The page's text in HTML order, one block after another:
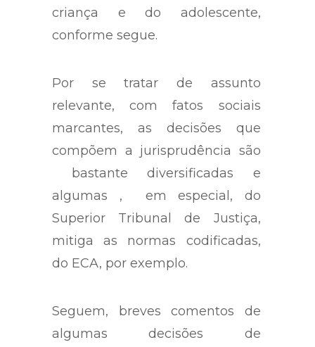
criança e do adolescente,
conforme segue.
Por se tratar de assunto
relevante, com fatos sociais
marcantes, as decisões que
compõem a jurisprudência são
bastante diversificadas e
algumas , em especial, do
Superior Tribunal de Justiça,
mitiga as normas codificadas,
do ECA, por exemplo.
Seguem, breves comentos de
algumas decisões de